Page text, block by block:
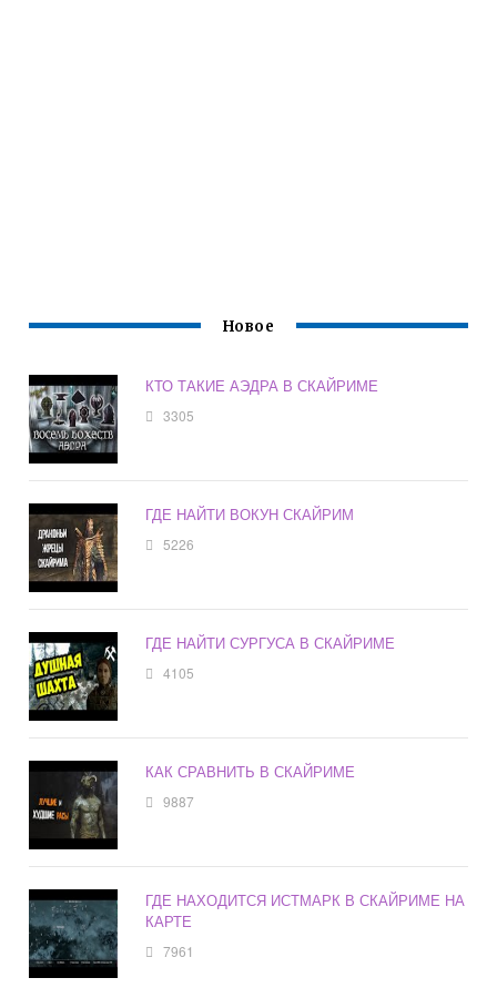
Новое
КТО ТАКИЕ АЭДРА В СКАЙРИМЕ
3305
ГДЕ НАЙТИ ВОКУН СКАЙРИМ
5226
ГДЕ НАЙТИ СУРГУСА В СКАЙРИМЕ
4105
КАК СРАВНИТЬ В СКАЙРИМЕ
9887
ГДЕ НАХОДИТСЯ ИСТМАРК В СКАЙРИМЕ НА
КАРТЕ
7961